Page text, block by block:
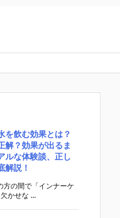
を飲む効果とは？
解？効果が出るま
ルな体験談、正し
解説！
方の間で「インナーケ
かせな ...